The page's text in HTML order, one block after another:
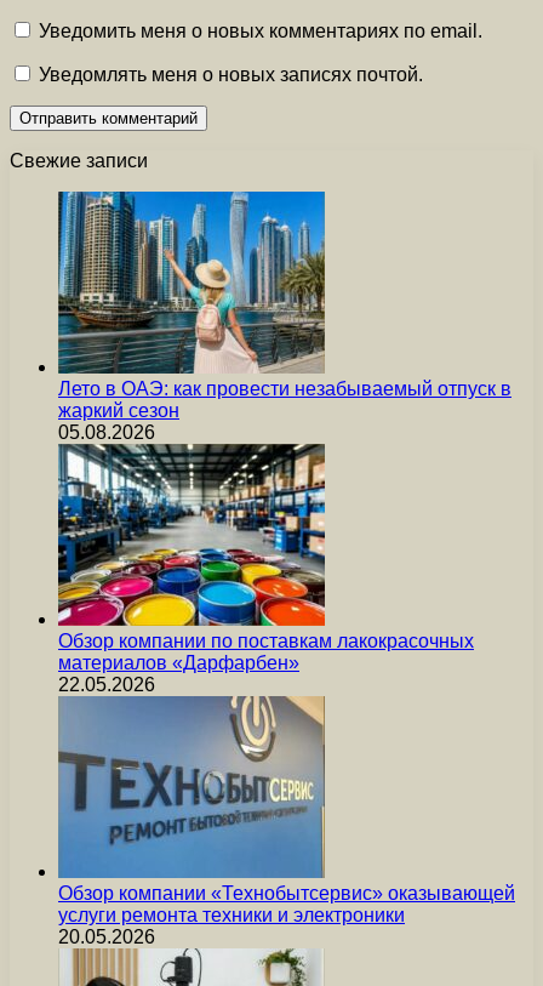
Уведомить меня о новых комментариях по email.
Уведомлять меня о новых записях почтой.
Свежие записи
Лето в ОАЭ: как провести незабываемый отпуск в
жаркий сезон
05.08.2026
Обзор компании по поставкам лакокрасочных
материалов «Дарфарбен»
22.05.2026
Обзор компании «Технобытсервис» оказывающей
услуги ремонта техники и электроники
20.05.2026